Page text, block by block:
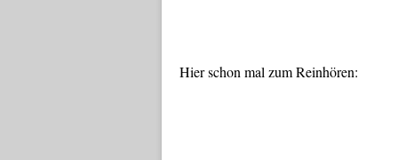
Hier schon mal zum Reinhören: